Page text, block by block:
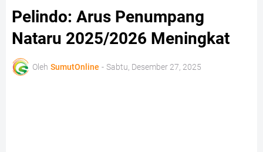
Pelindo: Arus Penumpang
Nataru 2025/2026 Meningkat
Oleh SumutOnline - Sabtu, Desember 27, 2025